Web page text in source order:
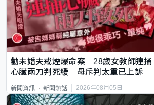
勸未婚夫戒煙爆命案 28歲女教師連捅
心臟兩刀判死緩 母斥判太重已上訴
新聞資訊 新聞熱話 2026年08月05日